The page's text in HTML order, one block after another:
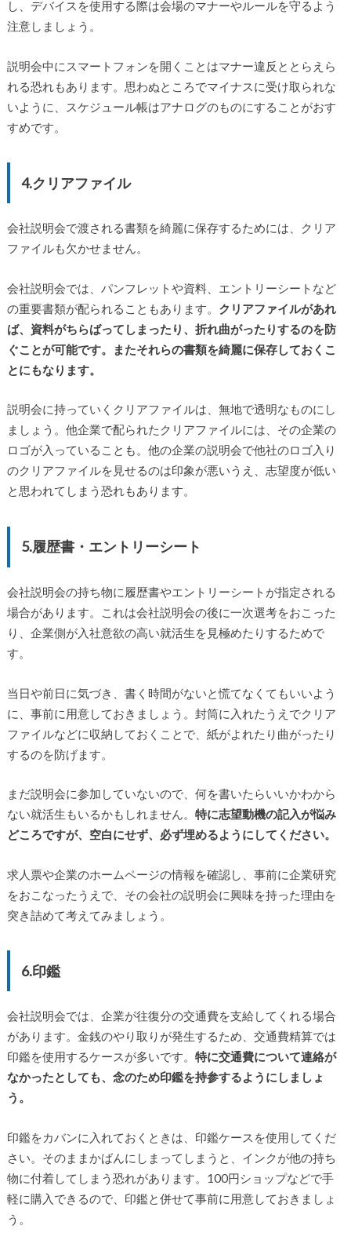
し、デバイスを使用する際は会場のマナーやルールを守るよう
注意しましょう。
説明会中にスマートフォンを開くことはマナー違反ととらえら
れる恐れもあります。思わぬところでマイナスに受け取られな
いように、スケジュール帳はアナログのものにすることがおす
すめです。
4.クリアファイル
会社説明会で渡される書類を綺麗に保存するためには、クリア
ファイルも欠かせません。
会社説明会では、パンフレットや資料、エントリーシートなど
の重要書類が配られることもあります。 クリアファイルがあれ
ば、資料がちらばってしまったり、折れ曲がったりするのを防
ぐことが可能です。またそれらの書類を綺麗に保存しておくこ
とにもなります。
説明会に持っていくクリアファイルは、無地で透明なものにし
ましょう。他企業で配られたクリアファイルには、その企業の
ロゴが入っていることも。他の企業の説明会で他社のロゴ入り
のクリアファイルを見せるのは印象が悪いうえ、志望度が低い
と思われてしまう恐れもあります。
5.履歴書・エントリーシート
会社説明会の持ち物に履歴書やエントリーシートが指定される
場合があります。これは会社説明会の後に一次選考をおこった
り、企業側が入社意欲の高い就活生を見極めたりするためで
す。
当日や前日に気づき、書く時間がないと慌てなくてもいいよう
に、事前に用意しておきましょう。封筒に入れたうえでクリア
ファイルなどに収納しておくことで、紙がよれたり曲がったり
するのを防げます。
まだ説明会に参加していないので、何を書いたらいいかわから
ない就活生もいるかもしれません。 特に志望動機の記入が悩み
どころですが、空白にせず、必ず埋めるようにしてください。
求人票や企業のホームページの情報を確認し、事前に企業研究
をおこなったうえで、その会社の説明会に興味を持った理由を
突き詰めて考えてみましょう。
6.印鑑
会社説明会では、企業が往復分の交通費を支給してくれる場合
があります。金銭のやり取りが発生するため、交通費精算では
印鑑を使用するケースが多いです。 特に交通費について連絡が
なかったとしても、念のため印鑑を持参するようにしましょ
う。
印鑑をカバンに入れておくときは、印鑑ケースを使用してくだ
さい。そのままかばんにしまってしまうと、インクが他の持ち
物に付着してしまう恐れがあります。100円ショップなどで手
軽に購入できるので、印鑑と併せて事前に用意しておきましょ
う。